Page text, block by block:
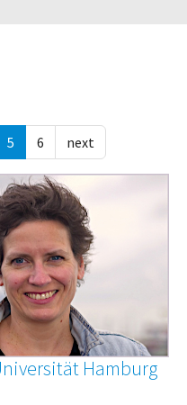
5 6 next
Hamburg